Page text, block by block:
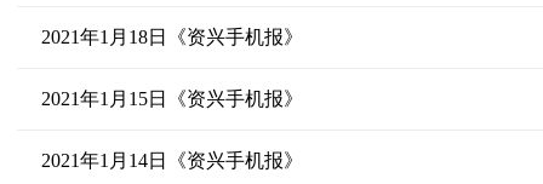
2021年1月18日《资兴手机报》
2021年1月15日《资兴手机报》
2021年1月14日《资兴手机报》